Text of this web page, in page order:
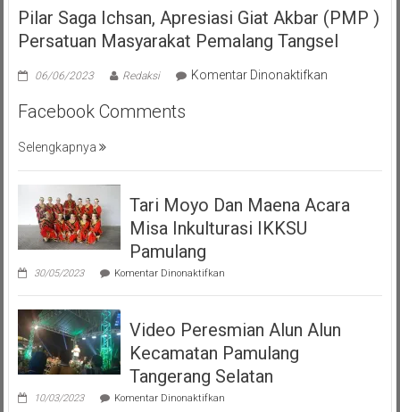
Pilar Saga Ichsan, Apresiasi Giat Akbar (PMP )
Persatuan Masyarakat Pemalang Tangsel
06/06/2023 Redaksi Komentar Dinonaktifkanpada
Giat
(PMP
Tangsel
Facebook Comments
Selengkapnya
Tari Moyo Dan Maena Acara
Misa Inkulturasi IKKSU
Pamulang
30/05/2023 Komentar Dinonaktifkanpada
Moyo
Maena
Misa
Inkulturasi
IKKSU
Pamulang
Video Peresmian Alun Alun
Kecamatan Pamulang
Tangerang Selatan
10/03/2023 Komentar Dinonaktifkanpada